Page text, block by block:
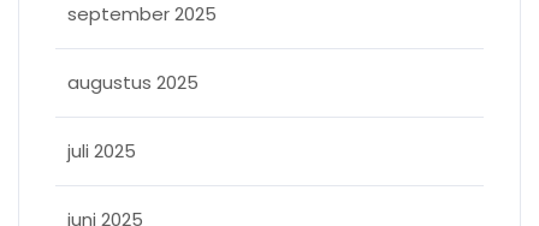
september 2025
augustus 2025
juli 2025
juni 2025